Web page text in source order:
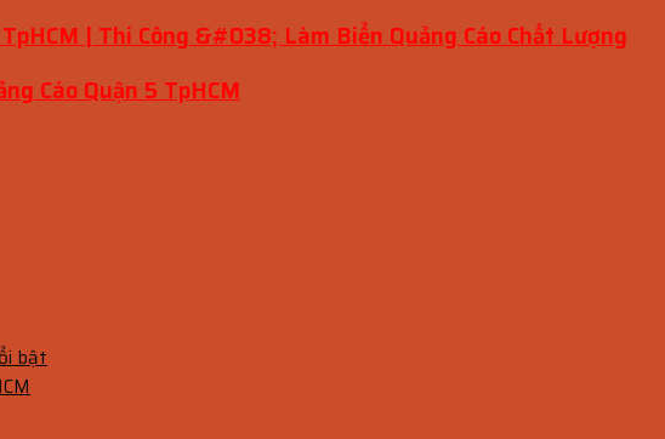
| Thi Công &#038; Làm Biển Quảng Cáo Chất Lượng
Cáo Quận 5 TpHCM
bật